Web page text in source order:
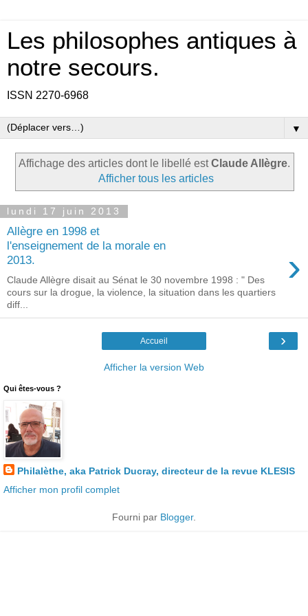
Les philosophes antiques à
notre secours.
ISSN 2270-6968
▼
Affichage des articles dont le libellé estClaude Allègre.
Afficher tous les articles
lundi 17 juin 2013
Allègre en 1998 et
l'enseignement de la morale en
2013.
›
Claude Allègre disait au Sénat le 30 novembre 1998 : " Des
cours sur la drogue, la violence, la situation dans les quartiers
diff...
›
Accueil
Afficher la version Web
Qui êtes-vous ?
Philalèthe, aka Patrick Ducray, directeur de la revue KLESIS
Afficher mon profil complet
Fourni par Blogger.